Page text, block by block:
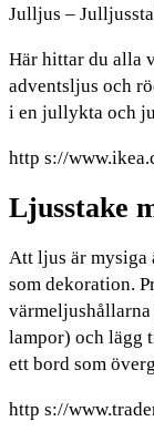
Julljus –
Här hittar du alla
adventsljus och
i en jullykta och
http s://
Ljusstake
Att ljus är mysiga
som dekoration.
lampor) och lägg
ett bord som
http s://